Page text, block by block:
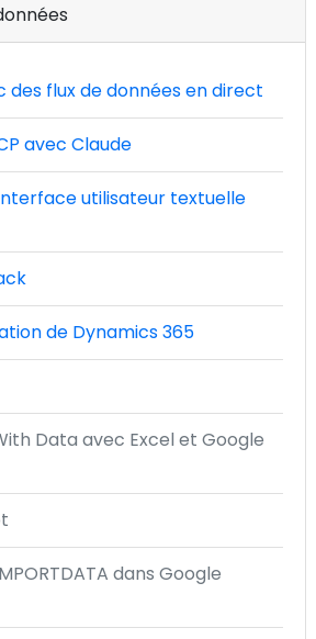
des flux de données en direct
avec Claude
utilisateur textuelle
de Dynamics 365
Data avec Excel et Google
dans Google